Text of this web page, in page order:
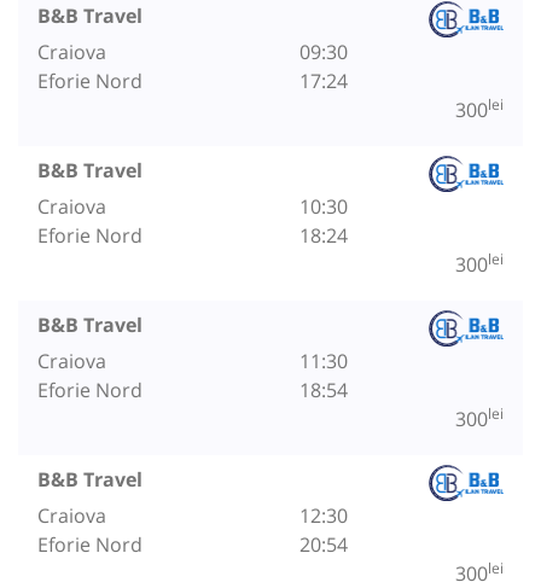
B&B Travel
Craiova
Eforie Nord
09:30
17:24
300lei
B&B Travel
Craiova
Eforie Nord
10:30
18:24
300lei
B&B Travel
Craiova
Eforie Nord
11:30
18:54
300lei
B&B Travel
Craiova
Eforie Nord
12:30
20:54
300lei